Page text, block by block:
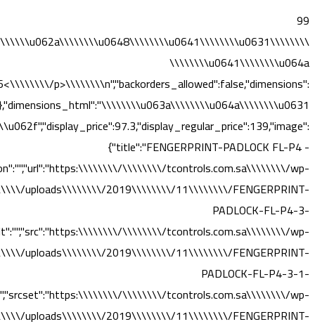
99
\\\\\\\\u0641\\\\\\\\u064a
{"title":"FENGERPRINT-PADLOCK FL-P4 -
\\\\\\\\/tcontrols.com.sa\\\\\\\\/wp-
uploads\\\\\\\\/2019\\\\\\\\/11\\\\\\\\/FENGERPRINT-
PADLOCK-FL-P4-3-
\\\\\\\\/tcontrols.com.sa\\\\\\\\/wp-
uploads\\\\\\\\/2019\\\\\\\\/11\\\\\\\\/FENGERPRINT-
PADLOCK-FL-P4-3-1-
\\\\\\\\/tcontrols.com.sa\\\\\\\\/wp-
uploads\\\\\\\\/2019\\\\\\\\/11\\\\\\\\/FENGERPRINT-